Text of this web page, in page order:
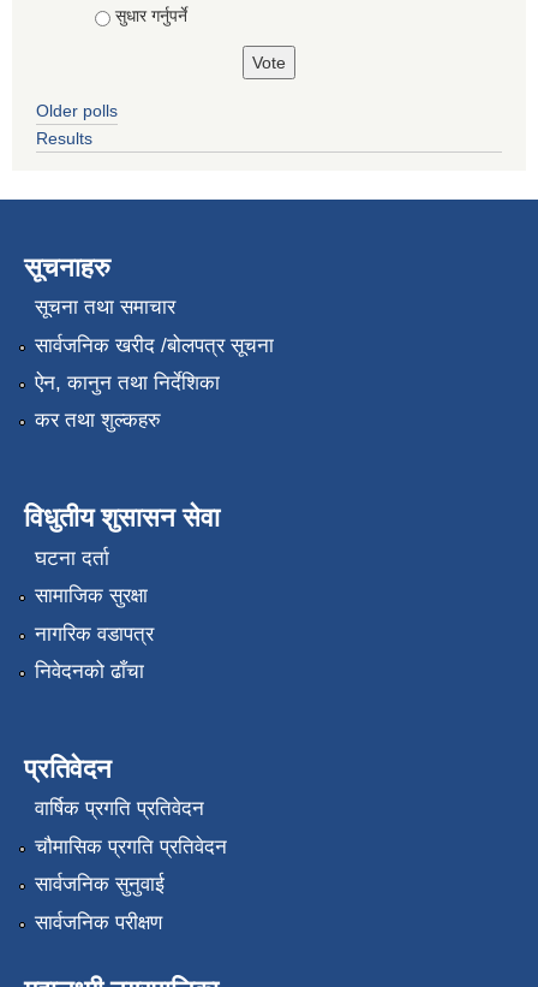
सुधार गर्नुपर्ने
Older polls
Results
सूचनाहरु
सूचना तथा समाचार
सार्वजनिक खरीद /बोलपत्र सूचना
ऐन, कानुन तथा निर्देशिका
कर तथा शुल्कहरु
विधुतीय शुसासन सेवा
घटना दर्ता
सामाजिक सुरक्षा
नागरिक वडापत्र
निवेदनको ढाँचा
प्रतिवेदन
वार्षिक प्रगति प्रतिवेदन
चौमासिक प्रगति प्रतिवेदन
सार्वजनिक सुनुवाई
सार्वजनिक परीक्षण